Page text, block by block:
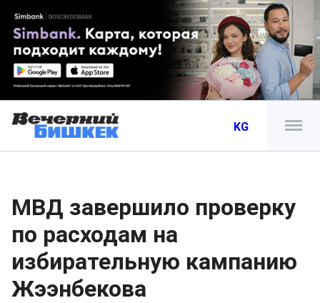
KG
МВД завершило проверку
по расходам на
избирательную кампанию
Жээнбекова